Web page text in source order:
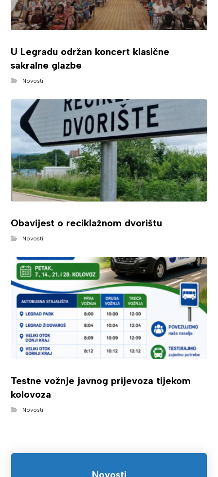
U Legradu održan koncert klasične
sakralne glazbe
Novosti
Obavijest o reciklažnom dvorištu
Novosti
Testne vožnje javnog prijevoza tijekom
kolovoza
Novosti
Novosti